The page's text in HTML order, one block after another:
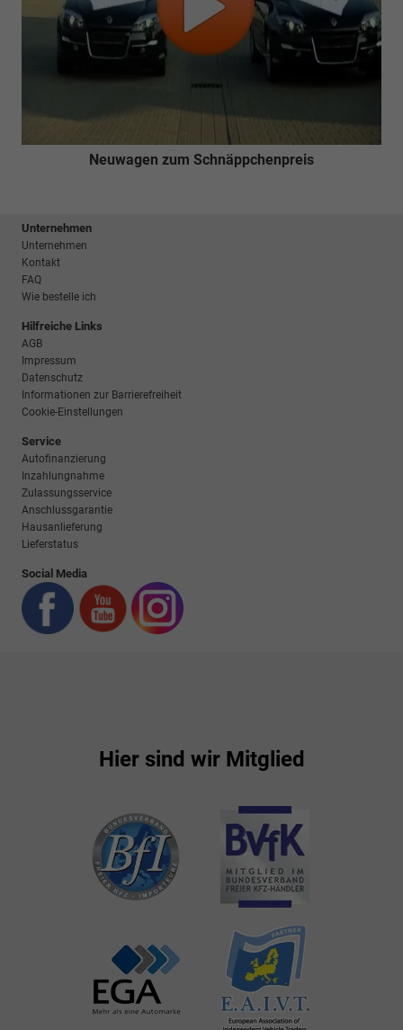
Neuwagen zum Schnäppchenpreis
Unternehmen
Unternehmen
Kontakt
FAQ
Wie bestelle ich
Hilfreiche Links
AGB
Impressum
Datenschutz
Informationen zur Barrierefreiheit
Cookie-Einstellungen
Service
Autofinanzierung
Inzahlungnahme
Zulassungsservice
Anschlussgarantie
Hausanlieferung
Lieferstatus
Social Media
Hier sind wir Mitglied